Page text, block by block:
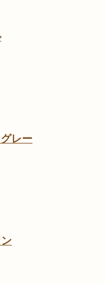
レー